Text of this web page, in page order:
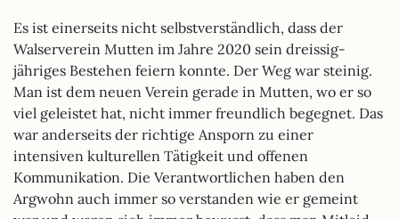
Es ist einerseits nicht selbstverständlich, dass der
Walserverein Mutten im Jahre 2020 sein dreissig-
jähriges Bestehen feiern konnte. Der Weg war steinig.
Man ist dem neuen Verein gerade in Mutten, wo er so
viel geleistet hat, nicht immer freundlich begegnet. Das
war anderseits der richtige Ansporn zu einer
intensiven kulturellen Tätigkeit und offenen
Kommunikation. Die Verantwortlichen haben den
Argwohn auch immer so verstanden wie er gemeint